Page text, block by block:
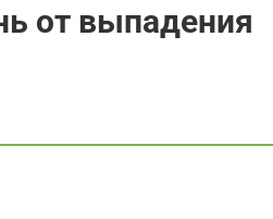
от выпадения